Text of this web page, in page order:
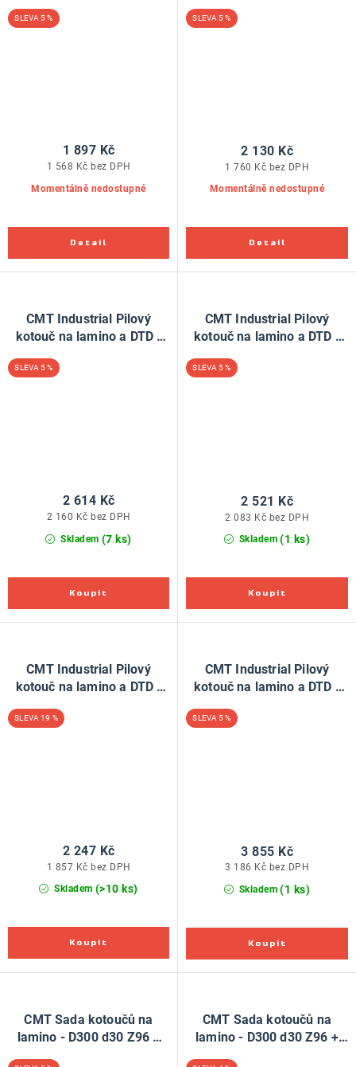
5 %
Momentálně nedostupné
1 568 Kč bez DPH
1 897 Kč
5 %
Momentálně nedostupné
1 760 Kč bez DPH
2 130 Kč
CMT Industrial Pilový
kotouč na lamino a DTD -
5 %
Skladem (7 ks)
2 160 Kč bez DPH
2 614 Kč
CMT Industrial Pilový
kotouč na lamino a DTD -
5 %
Skladem (1 ks)
2 083 Kč bez DPH
2 521 Kč
CMT Industrial Pilový
kotouč na lamino a DTD -
19 %
Skladem (>10 ks)
1 857 Kč bez DPH
2 247 Kč
CMT Industrial Pilový
kotouč na lamino a DTD -
5 %
Skladem (1 ks)
3 186 Kč bez DPH
3 855 Kč
CMT Sada kotoučů na
lamino - D300 d30 Z96 +
CMT Sada kotoučů na
lamino - D300 d30 Z96 +